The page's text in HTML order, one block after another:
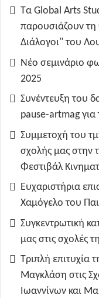
Τα Global Arts
παρουσιάζουν τη
Διάλογοι" του
Νέο σεμινάριο
2025
Συνέντευξη του
pause-artmag για
Συμμετοχή του
σχολής μας στην
Φεστιβάλ
Ευχαριστήρια
Χαμόγελο του
Συγκεντρωτική
μας στις σχολές
Τριπλή επιτυχία
Μαγκλάση στις
Ιωαννίνων και